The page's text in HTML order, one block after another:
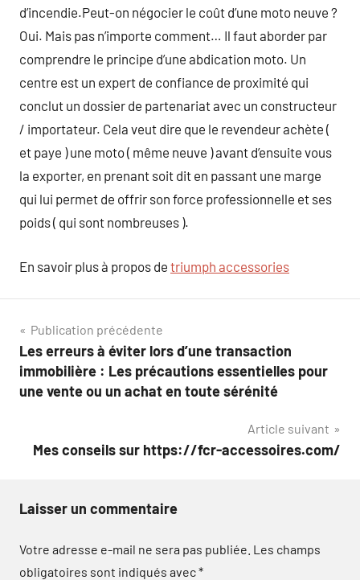
d’incendie.Peut-on négocier le coût d’une moto neuve ?
Oui. Mais pas n’importe comment… Il faut aborder par
comprendre le principe d’une abdication moto. Un
centre est un expert de confiance de proximité qui
conclut un dossier de partenariat avec un constructeur
/ importateur. Cela veut dire que le revendeur achète (
et paye ) une moto ( même neuve ) avant d’ensuite vous
la exporter, en prenant soit dit en passant une marge
qui lui permet de offrir son force professionnelle et ses
poids ( qui sont nombreuses ).
En savoir plus à propos de triumph accessories
Navigation
de
l’article
Publication précédente
Les erreurs à éviter lors d’une transaction
immobilière : Les précautions essentielles pour
une vente ou un achat en toute sérénité
Article suivant
Mes conseils sur https://fcr-accessoires.com/
Laisser un commentaire
Votre adresse e-mail ne sera pas publiée. Les champs
obligatoires sont indiqués avec*